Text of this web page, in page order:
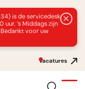
is de servicedesk
’s Middags zijn
voor uw
Vacatures